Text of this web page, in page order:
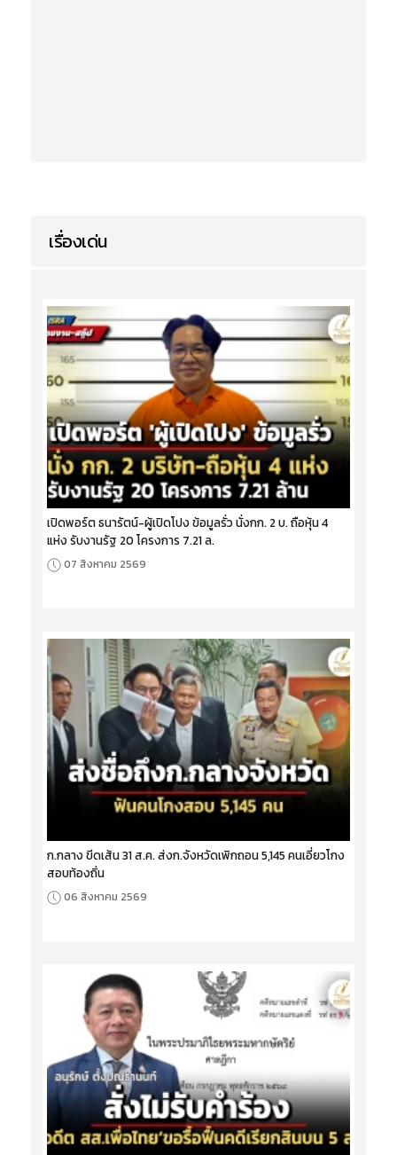
เรื่องเด่น
เปิดพอร์ต ธนารัตน์-ผู้เปิดโปง ข้อมูลรั่ว นั่งกก. 2 บ. ถือหุ้น 4
แห่ง รับงานรัฐ 20 โครงการ 7.21 ล.
07 สิงหาคม 2569
ก.กลาง ขีดเส้น 31 ส.ค. ส่งก.จังหวัดเพิกถอน 5,145 คนเอี่ยวโกง
สอบท้องถิ่น
06 สิงหาคม 2569